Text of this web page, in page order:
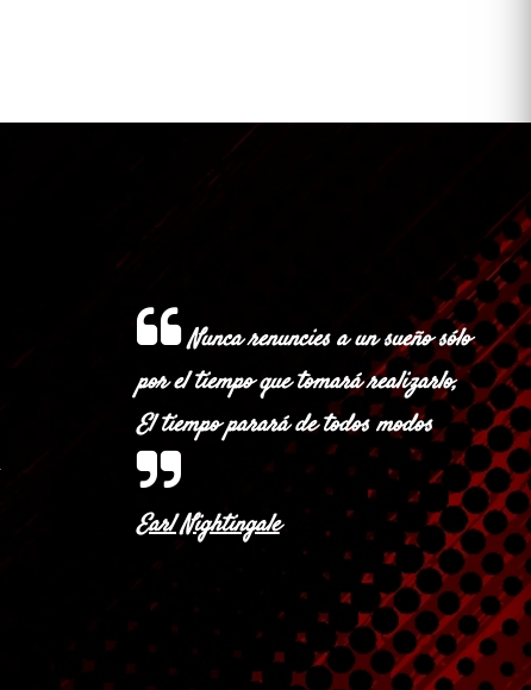
Nunca renuncies a un sueño sólo
por el tiempo que tomará realizarlo,
El tiempo parará de todos modos
Earl Nightingale